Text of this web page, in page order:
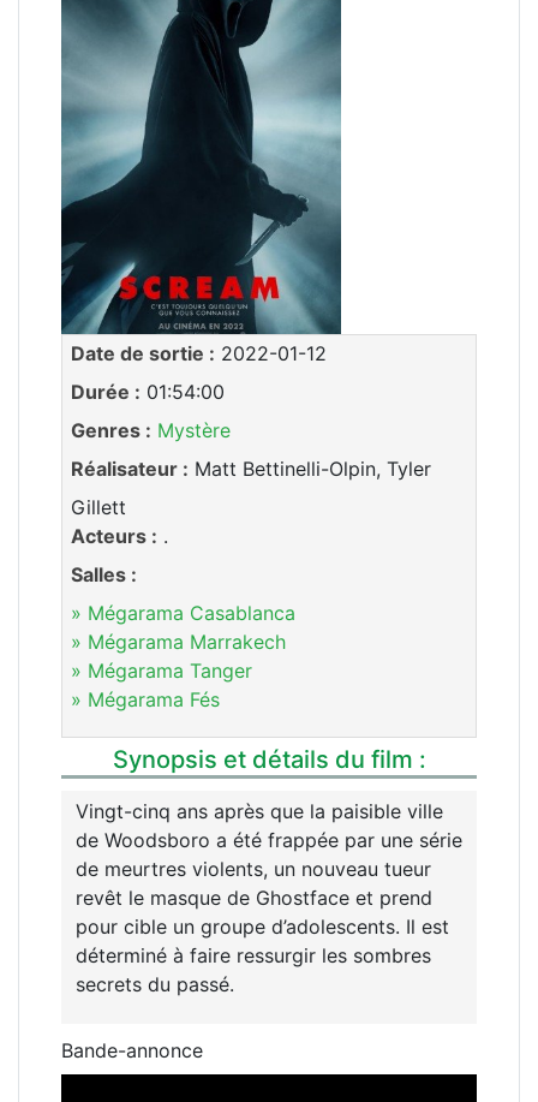
Date de sortie : 2022-01-12
Durée : 01:54:00
Genres : Mystère
Réalisateur : Matt Bettinelli-Olpin, Tyler
Gillett
Acteurs : .
Salles :
» Mégarama Casablanca
» Mégarama Marrakech
» Mégarama Tanger
» Mégarama Fés
Synopsis et détails du film :
Vingt-cinq ans après que la paisible ville
de Woodsboro a été frappée par une série
de meurtres violents, un nouveau tueur
revêt le masque de Ghostface et prend
pour cible un groupe d’adolescents. Il est
déterminé à faire ressurgir les sombres
secrets du passé.
Bande-annonce